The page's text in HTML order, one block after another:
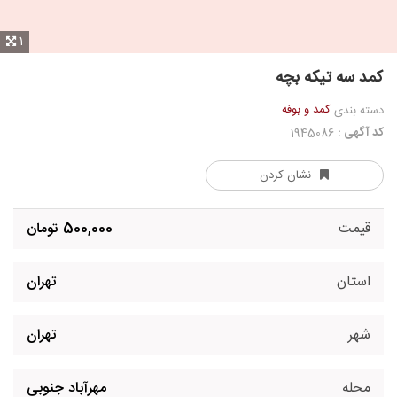
1
کمد سه تیکه بچه
دسته بندیکمد و بوفه
کد آگهی :
نشان کردن
قیمت 500,000 تومان
استان تهران
شهر تهران
محله مهرآباد جنوبی